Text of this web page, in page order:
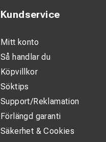
Kundservice
Mitt konto
Så handlar du
Köpvillkor
Söktips
Support/Reklamation
Förlängd garanti
Säkerhet & Cookies